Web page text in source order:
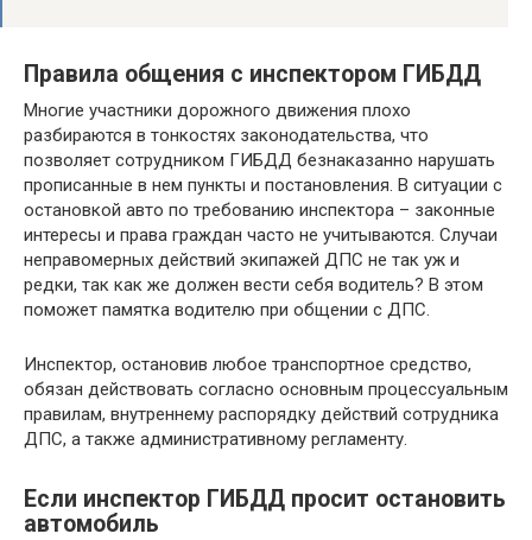
Правила общения с инспектором ГИБДД
Многие участники дорожного движения плохо
разбираются в тонкостях законодательства, что
позволяет сотрудником ГИБДД безнаказанно нарушать
прописанные в нем пункты и постановления. В ситуации с
остановкой авто по требованию инспектора – законные
интересы и права граждан часто не учитываются. Случаи
неправомерных действий экипажей ДПС не так уж и
редки, так как же должен вести себя водитель? В этом
поможет памятка водителю при общении с ДПС.
Инспектор, остановив любое транспортное средство,
обязан действовать согласно основным процессуальным
правилам, внутреннему распорядку действий сотрудника
ДПС, а также административному регламенту.
Если инспектор ГИБДД просит остановить
автомобиль